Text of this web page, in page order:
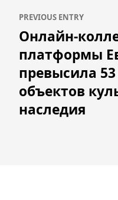
по
записям
PREVIOUS ENTRY
Онлайн-
платформы
превысила
объектов
наследия